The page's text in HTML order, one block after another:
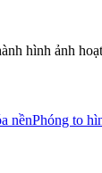
hình ảnh
nềnPhóng to